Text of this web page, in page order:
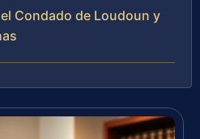
Condado de Loudoun y